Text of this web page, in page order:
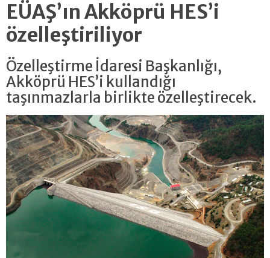
EÜAŞ’ın Akköprü HES’i
özelleştiriliyor
Özelleştirme İdaresi Başkanlığı,
Akköprü HES’i kullandığı
taşınmazlarla birlikte özelleştirecek.